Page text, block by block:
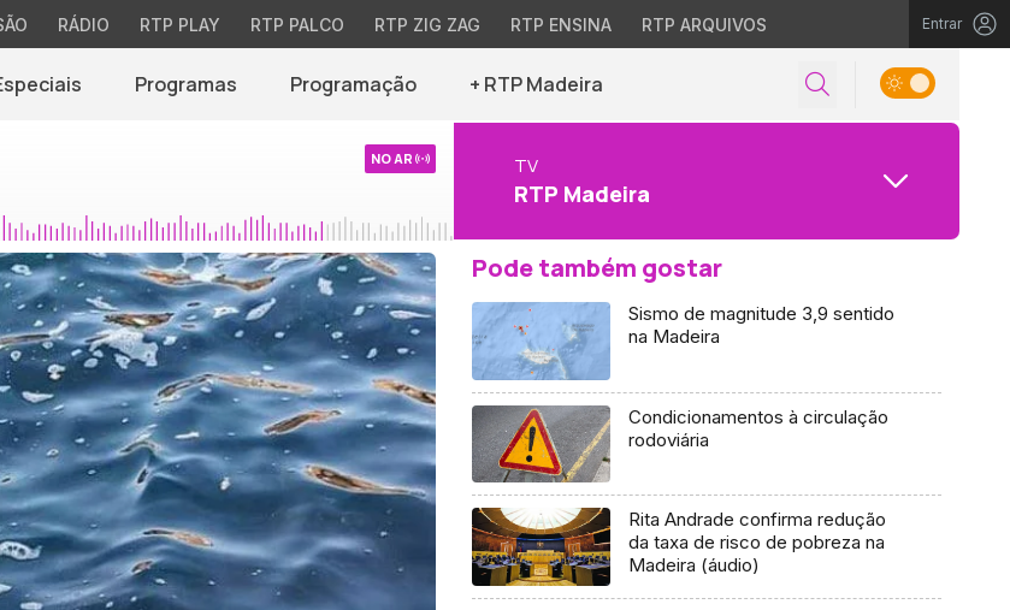
RÁDIO RTP PLAY RTP PALCO RTP ZIG ZAG RTP ENSINA RTP ARQUIVOS Entrar
Programas Programação + RTP Madeira
NO AR TV
RTP Madeira
Pode também gostar
Sismo de magnitude 3,9 sentido
na Madeira
Condicionamentos à circulação
rodoviária
Rita Andrade confirma redução
da taxa de risco de pobreza na
Madeira (áudio)